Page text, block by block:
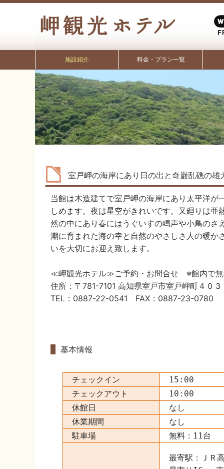
施設紹介 料金・プラン一覧
室戸岬の海岸にあり日の出と奇巌乱礁の雄
当館は木造建てで室戸岬の海岸にあり太平洋が
しめます。夜は星空がきれいです。又廻りは亜
然の中にあり春にはうぐいすの鳴声や小鳥のさ
潮に育まれた海の幸と自然のやさしさ人の暖か
いを大切にお迎え致します。
≪岬観光ホテル≫ご予約・お問合せ ※館内で無
住所：〒781-7101 高知県室戸市室戸岬町４０３
TEL：0887-22-0541 FAX：0887-23-0780
基本情報
チェックイン
15:00
チェックアウト
10:00
休館日
なし
休業期間
なし
駐車場
無料：11台
最寄駅：ＪＲ